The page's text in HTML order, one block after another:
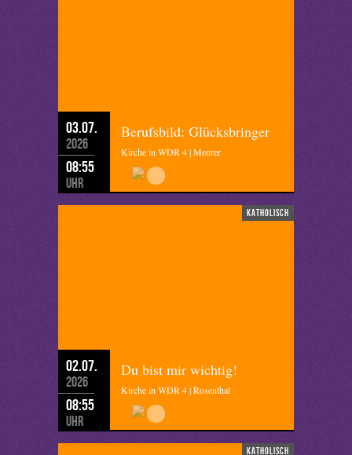
03.07.
2026
08:55
Uhr
Berufsbild: Glücksbringer
Kirche in WDR 4 | Meurer
katholisch
02.07.
2026
08:55
Uhr
Du bist mir wichtig!
Kirche in WDR 4 | Rosenthal
katholisch